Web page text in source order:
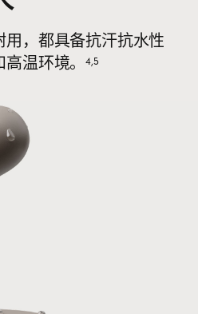
用，都具备抗汗抗水性
高温环境。4,5